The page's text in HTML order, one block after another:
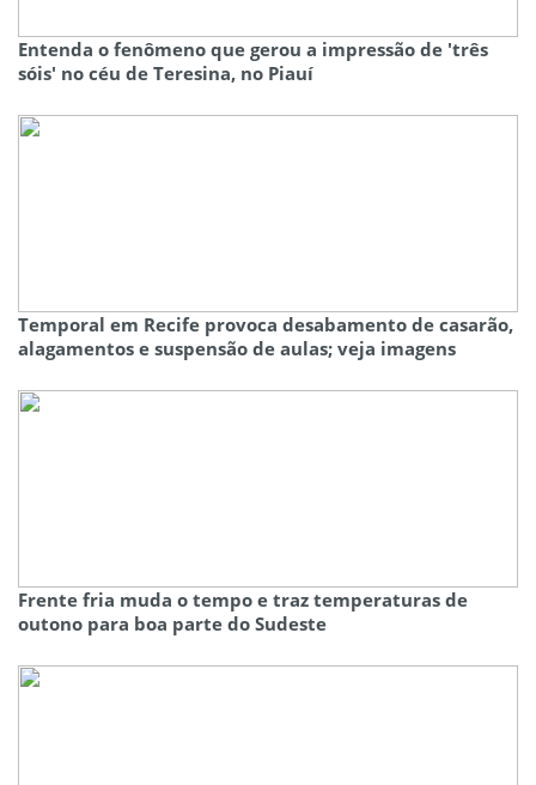
Entenda o fenômeno que gerou a impressão de 'três
sóis' no céu de Teresina, no Piauí
Temporal em Recife provoca desabamento de casarão,
alagamentos e suspensão de aulas; veja imagens
Frente fria muda o tempo e traz temperaturas de
outono para boa parte do Sudeste